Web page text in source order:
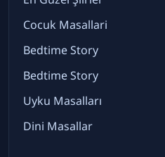
Cocuk Masallari
Bedtime Story
Bedtime Story
Uyku Masalları
Dini Masallar